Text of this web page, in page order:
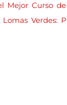
Mejor Curso
Verdes: